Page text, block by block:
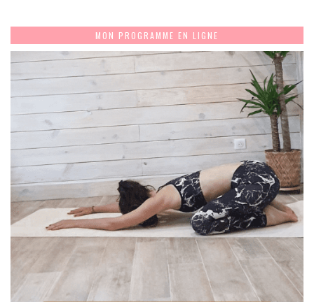
MON PROGRAMME EN LIGNE